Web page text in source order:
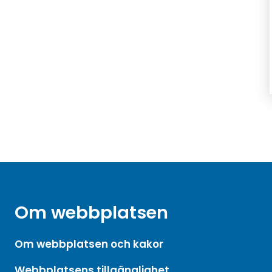
Om webbplatsen
Om webbplatsen och kakor